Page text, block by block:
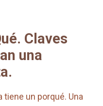
Claves
una
tiene un porqué. Una